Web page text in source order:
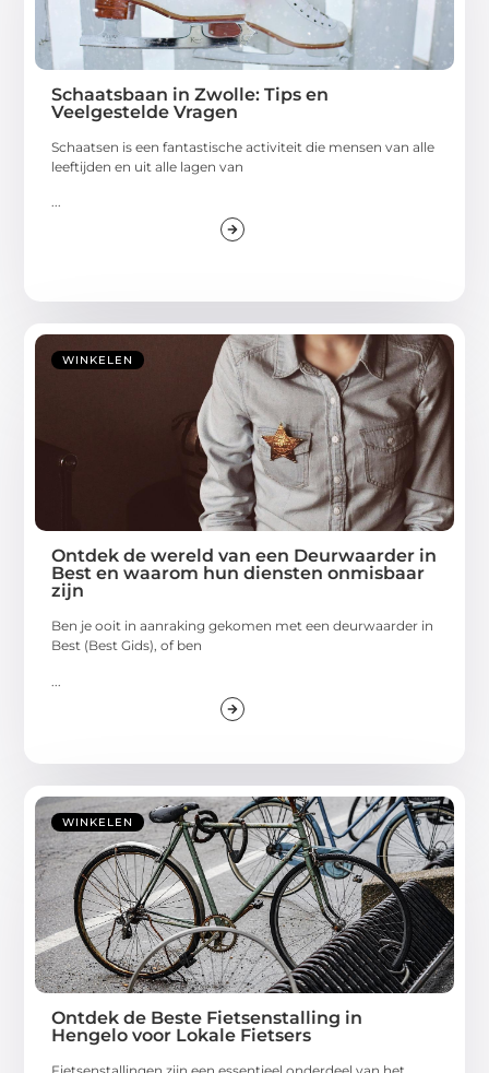
Schaatsbaan in Zwolle: Tips en
Veelgestelde Vragen
Schaatsen is een fantastische activiteit die mensen van alle
leeftijden en uit alle lagen van
...
WINKELEN
Ontdek de wereld van een Deurwaarder in
Best en waarom hun diensten onmisbaar
zijn
Ben je ooit in aanraking gekomen met een deurwaarder in
Best (Best Gids), of ben
WINKELEN
Ontdek de Beste Fietsenstalling in
Hengelo voor Lokale Fietsers